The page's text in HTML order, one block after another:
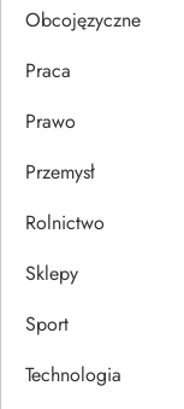
u
Obcojęzyczne
Praca
Prawo
Przemysł
Rolnictwo
Sklepy
Sport
Technologia